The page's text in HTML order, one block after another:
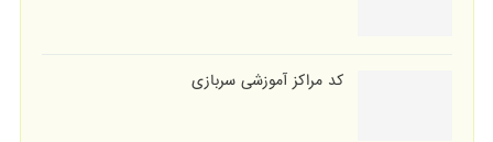
کد مراکز آموزشی سربازی